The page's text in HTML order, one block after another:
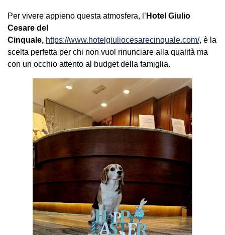
Per vivere appieno questa atmosfera, l’ Hotel Giulio
Cesare del
Cinquale, https://www.hotelgiuliocesarecinquale.com/, è la
scelta perfetta per chi non vuol rinunciare alla qualità ma
con un occhio attento al budget della famiglia.